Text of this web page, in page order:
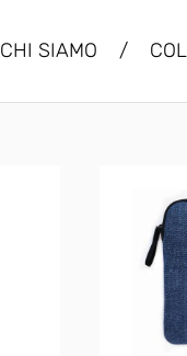
CHI SIAMO /